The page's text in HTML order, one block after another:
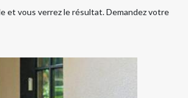
et vous verrez le résultat. Demandez votre